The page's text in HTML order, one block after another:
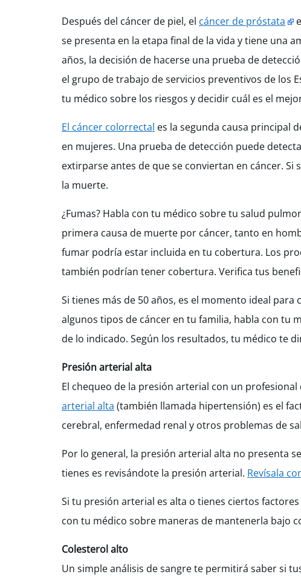
Después del cáncer de piel, el cáncer de próstata
se presenta en la etapa final de la vida y tiene una
años, la decisión de hacerse una prueba de
el grupo de trabajo de servicios preventivos de los
tu médico sobre los riesgos y decidir cuál es el
El cáncer colorrectal es la segunda causa principal
en mujeres. Una prueba de detección puede
extirparse antes de que se conviertan en cáncer.
la muerte.
¿Fumas? Habla con tu médico sobre tu salud
primera causa de muerte por cáncer, tanto en
fumar podría estar incluida en tu cobertura. Los
también podrían tener cobertura. Verifica tus
Si tienes más de 50 años, es el momento ideal
algunos tipos de cáncer en tu familia, habla con tu
de lo indicado. Según los resultados, tu médico te
Presión arterial alta
El chequeo de la presión arterial con un
arterial alta (también llamada hipertensión) es el
cerebral, enfermedad renal y otros problemas de
Por lo general, la presión arterial alta no presenta
tienes es revisándote la presión arterial. Revísala
Si tu presión arterial es alta o tienes ciertos
con tu médico sobre maneras de mantenerla bajo
Colesterol alto
Un simple análisis de sangre te permitirá saber si